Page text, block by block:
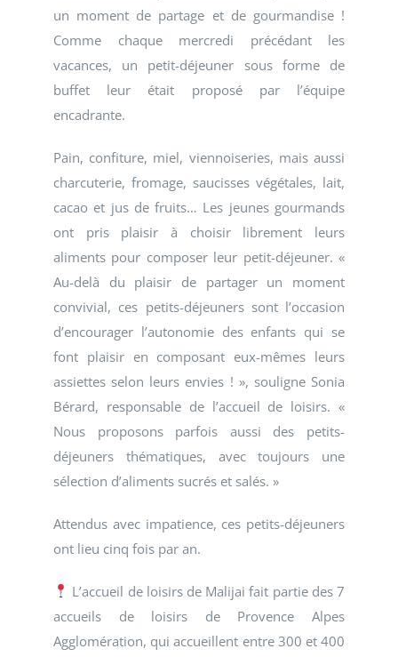
un moment de partage et de gourmandise !
Comme chaque mercredi précédant les
vacances, un petit-déjeuner sous forme de
buffet leur était proposé par l’équipe
encadrante.
Pain, confiture, miel, viennoiseries, mais aussi
charcuterie, fromage, saucisses végétales, lait,
cacao et jus de fruits… Les jeunes gourmands
ont pris plaisir à choisir librement leurs
aliments pour composer leur petit-déjeuner. «
Au-delà du plaisir de partager un moment
convivial, ces petits-déjeuners sont l’occasion
d’encourager l’autonomie des enfants qui se
font plaisir en composant eux-mêmes leurs
assiettes selon leurs envies ! », souligne Sonia
Bérard, responsable de l’accueil de loisirs. «
Nous proposons parfois aussi des petits-
déjeuners thématiques, avec toujours une
sélection d’aliments sucrés et salés. »
Attendus avec impatience, ces petits-déjeuners
ont lieu cinq fois par an.
L’accueil de loisirs de Malijai fait partie des 7
accueils de loisirs de Provence Alpes
Agglomération, qui accueillent entre 300 et 400